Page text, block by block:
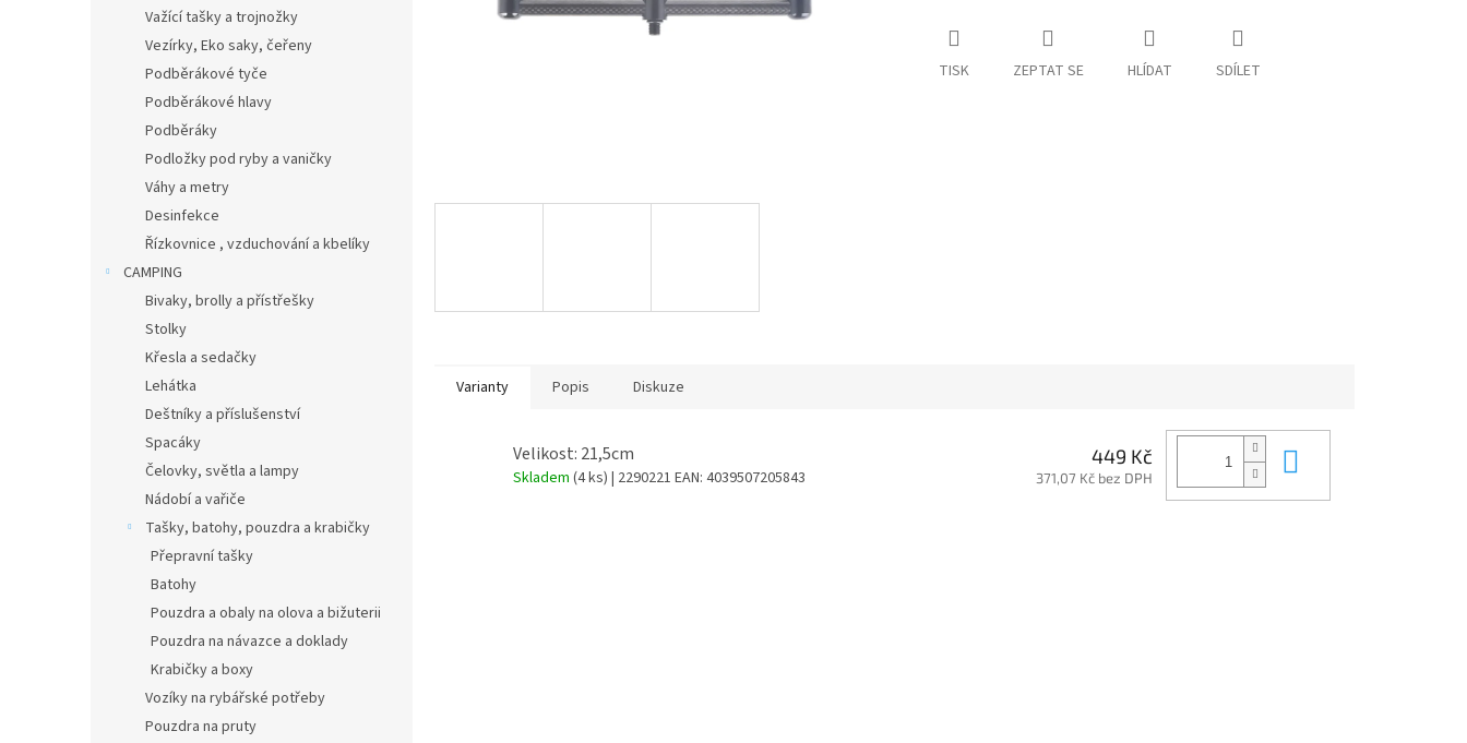
Važící tašky a trojnožky
Vezírky, Eko saky, čeřeny
Podběrákové tyče
Podběrákové hlavy
Podběráky
Podložky pod ryby a vaničky
Váhy a metry
Desinfekce
Řízkovnice , vzduchování a kbelíky
CAMPING
Bivaky, brolly a přístřešky
Stolky
Křesla a sedačky
Lehátka
Deštníky a příslušenství
Spacáky
Čelovky, světla a lampy
Nádobí a vařiče
Tašky, batohy, pouzdra a krabičky
Přepravní tašky
Batohy
Pouzdra a obaly na olova a bižuterii
Pouzdra na návazce a doklady
Krabičky a boxy
Vozíky na rybářské potřeby
Pouzdra na pruty
TISK ZEPTAT SE HLÍDAT SDÍLET
Varianty Popis Diskuze
Velikost: 21,5cm
Skladem (4 ks) | 2290221 EAN: 4039507205843
449 Kč
371,07 Kč bez DPH